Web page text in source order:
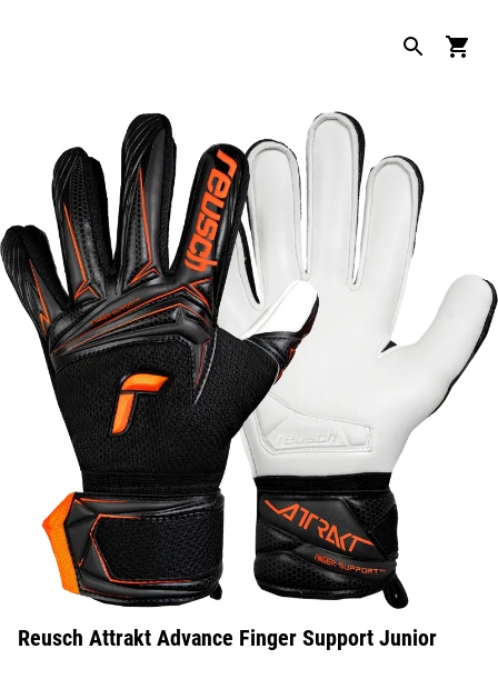
Reusch Attrakt Advance Finger Support Junior